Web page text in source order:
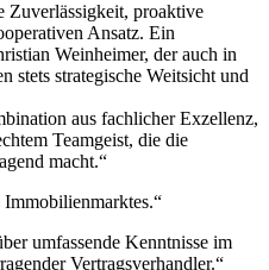
Zuverlässigkeit, proaktive
Ansatz. Ein
Weinheimer, der auch in
stets strategische Weitsicht und
aus fachlicher Exzellenz,
Teamgeist, die die
macht.“
Immobilienmarktes.“
umfassende Kenntnisse im
Vertragsverhandler.“